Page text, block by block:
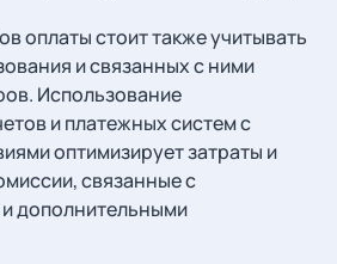
оплаты стоит также учитывать
и связанных с ними
Использование
и платежных систем с
оптимизирует затраты и
связанные с
дополнительными